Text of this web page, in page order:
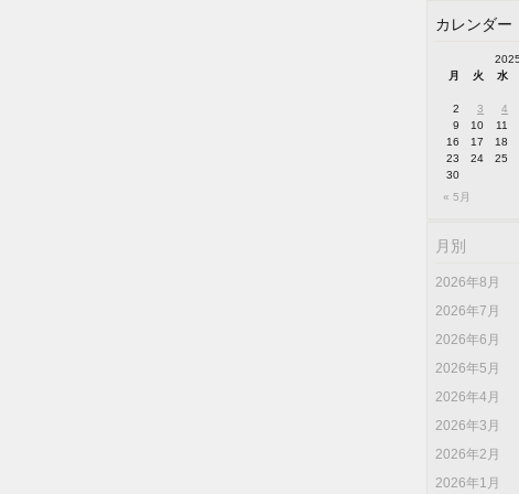
カレンダー
月
火 水
« 5月
2
3 4
9
10 11
16
17 18
23
24 25
30
月別
2026年8月
2026年7月
2026年6月
2026年5月
2026年4月
2026年3月
2026年2月
2026年1月